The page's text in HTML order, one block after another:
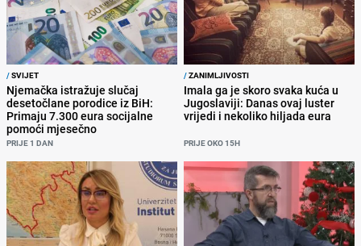
/SVIJET
Njemačka istražuje slučaj
desetočlane porodice iz BiH:
Primaju 7.300 eura socijalne
pomoći mjesečno
PRIJE 1 DAN
/ZANIMLJIVOSTI
Imala ga je skoro svaka kuća u
Jugoslaviji: Danas ovaj luster
vrijedi i nekoliko hiljada eura
PRIJE OKO 15H